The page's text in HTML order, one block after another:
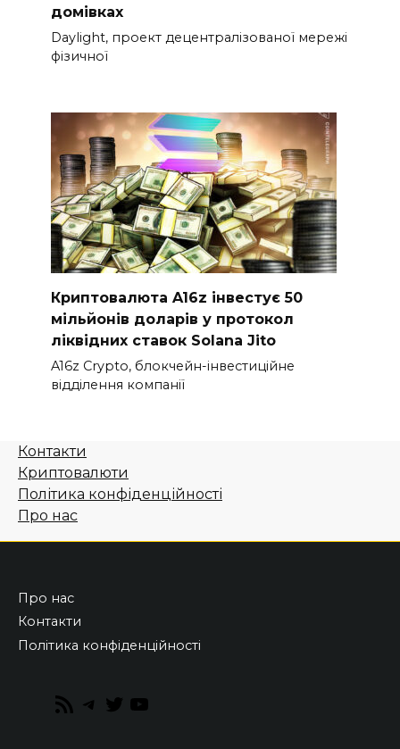
домівках
Daylight, проект децентралізованої мережі
фізичної
Криптовалюта A16z інвестує 50
мільйонів доларів у протокол
ліквідних ставок Solana Jito
A16z Crypto, блокчейн-інвестиційне
відділення компанії
Контакти
Криптовалюти
Політика конфіденційності
Про нас
Про нас
Контакти
Політика конфіденційності
RSS
Telegram
Twitter